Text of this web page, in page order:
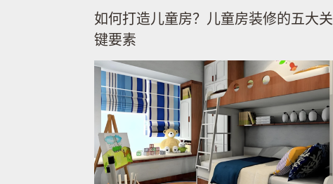
如何打造儿童房？儿童房装修的五大关
键要素